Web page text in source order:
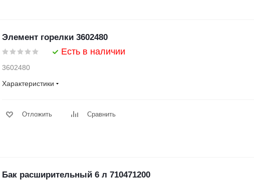
Элемент горелки 3602480
Есть в наличии
3602480
Характеристики
Отложить Сравнить
Бак расширительный 6 л 710471200